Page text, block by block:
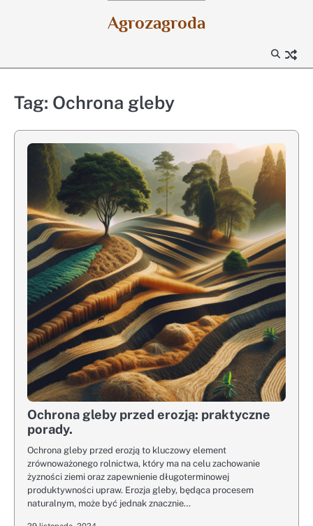
Agrozagroda
Tag: Ochrona gleby
Ochrona gleby przed erozją: praktyczne
porady.
Ochrona gleby przed erozją to kluczowy element
zrównoważonego rolnictwa, który ma na celu zachowanie
żyzności ziemi oraz zapewnienie długoterminowej
produktywności upraw. Erozja gleby, będąca procesem
naturalnym, może być jednak znacznie…